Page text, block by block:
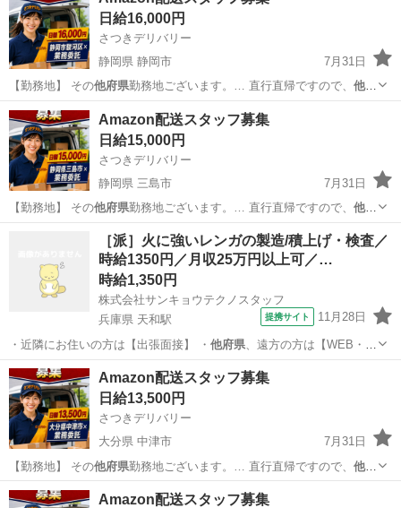
日給16,000円
さつきデリバリー
静岡県 静岡市
7月31日
【勤務地】 その他府県勤務地ございます。… 直行直帰ですので、 他府
県にお住まいでも問題…
静岡 静岡市 ドライバー スタッフ
Amazon配送スタッフ募集
日給15,000円
さつきデリバリー
静岡県 三島市
7月31日
【勤務地】 その他府県勤務地ございます。… 直行直帰ですので、 他府
県にお住まいでも問題…
物流 スタッフ
［派］火に強いレンガの製造/積上げ・検査／
時給1350円／月収25万円以上可／…
時給1,350円
株式会社サンキョウテクノスタッフ
兵庫県 天和駅
提携サイト 11月28日
・近隣にお住いの方は【出張面接】 ・ 他府県、遠方の方は【WEB・
TEL面接】 …
兵庫 赤穂市 工場
Amazon配送スタッフ募集
日給13,500円
さつきデリバリー
大分県 中津市
7月31日
【勤務地】 その他府県勤務地ございます。… 直行直帰ですので、 他府
県にお住まいでも問題…
大分 中津市 スタッフ
Amazon配送スタッフ募集